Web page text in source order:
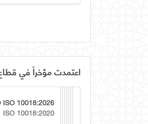
اعتمدت مؤخراً في
ISO 10018:2026
ISO 10018:2020